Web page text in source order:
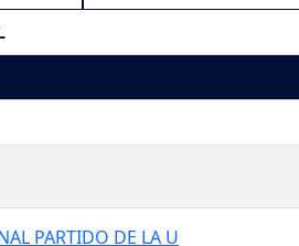
PARTIDO DE LA U